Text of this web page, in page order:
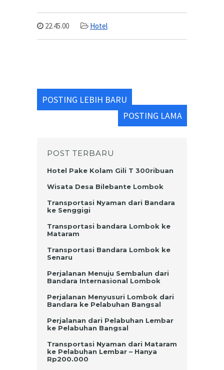
22.45.00 Hotel
POSTING LEBIH BARU
POSTING LAMA
POST TERBARU
Hotel Pake Kolam Gili T 300ribuan
Wisata Desa Bilebante Lombok
Transportasi Nyaman dari Bandara
ke Senggigi
Transportasi bandara Lombok ke
Mataram
Transportasi Bandara Lombok ke
Senaru
Perjalanan Menuju Sembalun dari
Bandara Internasional Lombok
Perjalanan Menyusuri Lombok dari
Bandara ke Pelabuhan Bangsal
Perjalanan dari Pelabuhan Lembar
ke Pelabuhan Bangsal
Transportasi Nyaman dari Mataram
ke Pelabuhan Lembar – Hanya
Rp200.000